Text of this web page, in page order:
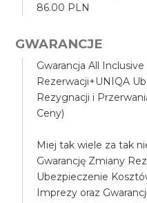
86.00 PLN
GWARANCJE
Gwarancja All
Rezerwacji+UNIQA
Rezygnacji i
Ceny)
Miej tak wiele za tak
Gwarancję Zmiany
Ubezpieczenie
Imprezy oraz